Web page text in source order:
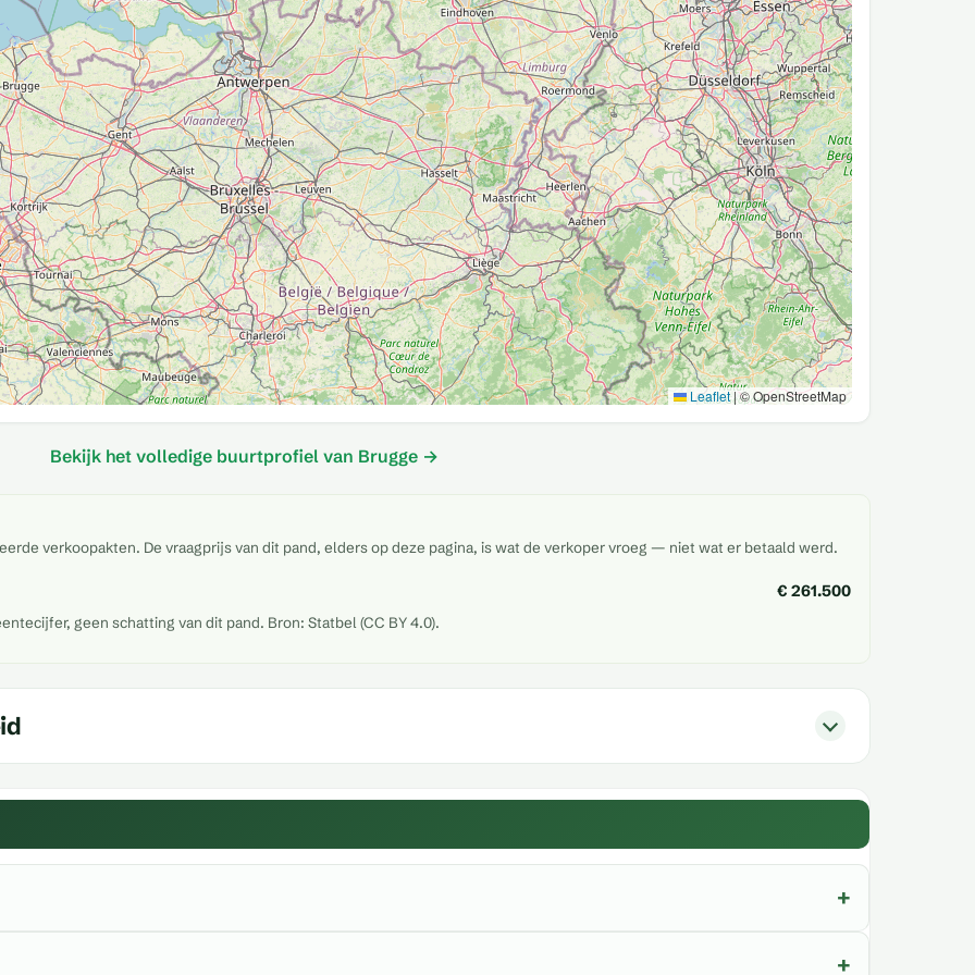
Leaflet|© OpenStreetMap
Bekijk het volledige buurtprofiel van Brugge →
verkoopakten. De vraagprijs van dit pand, elders op deze pagina, is wat de verkoper vroeg — niet wat er betaald werd.
€ 261.500
geen schatting van dit pand. Bron: Statbel (CC BY 4.0).